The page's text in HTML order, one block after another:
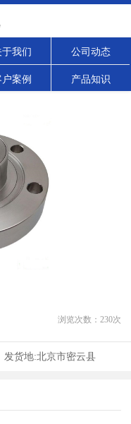
于我们 公司动态
案例 产品知识
浏览次数： 230次
发货地:北京市密云县